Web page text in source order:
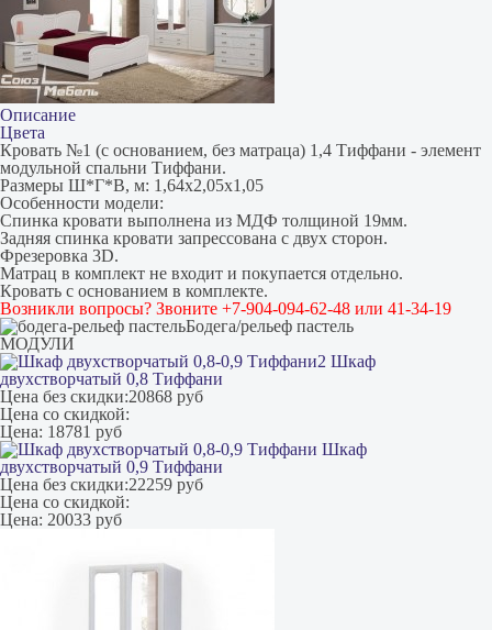
Описание
Цвета
Кровать №1 (с основанием, без матраца) 1,4 Тиффани - элемент
модульной спальни Тиффани.
Размеры Ш*Г*В, м: 1,64х2,05х1,05
Особенности модели:
Спинка кровати выполнена из МДФ толщиной 19мм.
Задняя спинка кровати запрессована с двух сторон.
Фрезеровка 3D.
Матрац в комплект не входит и покупается отдельно.
Кровать с основанием в комплекте.
Возникли вопросы? Звоните +7-904-094-62-48 или 41-34-19
Бодега/рельеф пастель
МОДУЛИ
Шкаф
двухстворчатый 0,8 Тиффани
Цена без скидки:20868 руб
Цена со скидкой:
Цена: 18781 руб
Шкаф
двухстворчатый 0,9 Тиффани
Цена без скидки:22259 руб
Цена со скидкой:
Цена: 20033 руб